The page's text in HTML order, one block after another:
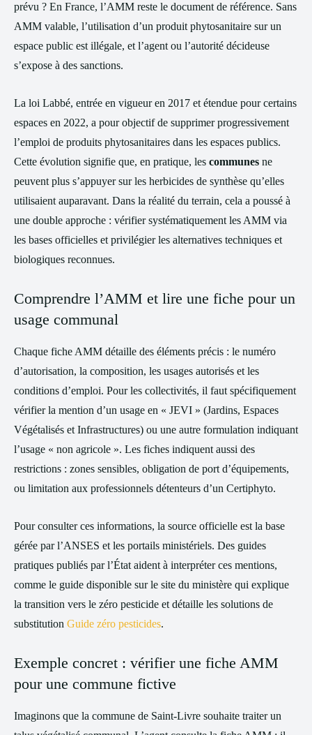
prévu ? En France, l’AMM reste le document de référence. Sans
AMM valable, l’utilisation d’un produit phytosanitaire sur un
espace public est illégale, et l’agent ou l’autorité décideuse
s’expose à des sanctions.
La loi Labbé, entrée en vigueur en 2017 et étendue pour certains
espaces en 2022, a pour objectif de supprimer progressivement
l’emploi de produits phytosanitaires dans les espaces publics.
Cette évolution signifie que, en pratique, les communes ne
peuvent plus s’appuyer sur les herbicides de synthèse qu’elles
utilisaient auparavant. Dans la réalité du terrain, cela a poussé à
une double approche : vérifier systématiquement les AMM via
les bases officielles et privilégier les alternatives techniques et
biologiques reconnues.
Comprendre l’AMM et lire une fiche pour un
usage communal
Chaque fiche AMM détaille des éléments précis : le numéro
d’autorisation, la composition, les usages autorisés et les
conditions d’emploi. Pour les collectivités, il faut spécifiquement
vérifier la mention d’un usage en « JEVI » (Jardins, Espaces
Végétalisés et Infrastructures) ou une autre formulation indiquant
l’usage « non agricole ». Les fiches indiquent aussi des
restrictions : zones sensibles, obligation de port d’équipements,
ou limitation aux professionnels détenteurs d’un Certiphyto.
Pour consulter ces informations, la source officielle est la base
gérée par l’ANSES et les portails ministériels. Des guides
pratiques publiés par l’État aident à interpréter ces mentions,
comme le guide disponible sur le site du ministère qui explique
la transition vers le zéro pesticide et détaille les solutions de
substitution Guide zéro pesticides.
Exemple concret : vérifier une fiche AMM
pour une commune fictive
Imaginons que la commune de Saint-Livre souhaite traiter un